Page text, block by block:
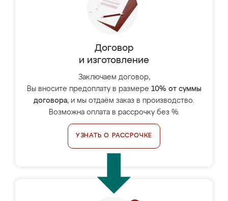
Договор
и изготовление
Заключаем договор,
Вы вносите предоплату в размере 10% от суммы
договора, и мы отдаём заказ в производство.
Возможна оплата в рассрочку без %.
УЗНАТЬ О РАССРОЧКЕ